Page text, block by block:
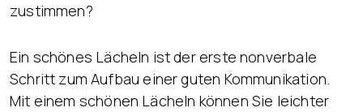
zustimmen?
Ein schönes Lächeln ist der erste nonverbale
Schritt zum Aufbau einer guten Kommunikation.
Mit einem schönen Lächeln können Sie leichter